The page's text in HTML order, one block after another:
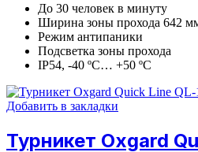
До 30 человек в минуту
Ширина зоны прохода 642
Режим антипаники
Подсветка зоны прохода
IP54, -40 ºС… +50 ºС
Добавить в закладки
Турникет Oxgard